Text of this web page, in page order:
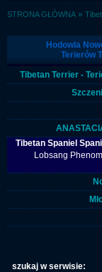
STRONA GŁÓWNA »
Hodowla
Terierów
Tibetan Terrier -
Tibetan Spaniel
Lobsang
szukaj w serwisie: